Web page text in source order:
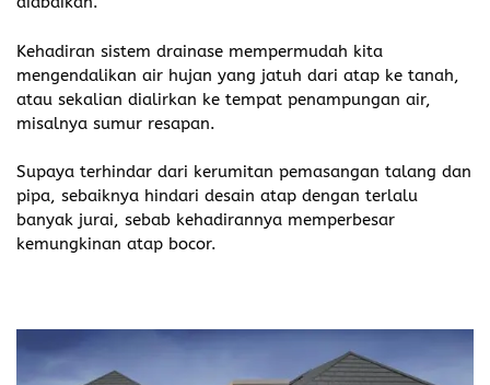
Kehadiran sistem drainase mempermudah kita
mengendalikan air hujan yang jatuh dari atap ke tanah,
atau sekalian dialirkan ke tempat penampungan air,
misalnya sumur resapan.
Supaya terhindar dari kerumitan pemasangan talang dan
pipa, sebaiknya hindari desain atap dengan terlalu
banyak jurai, sebab kehadirannya memperbesar
kemungkinan atap bocor.